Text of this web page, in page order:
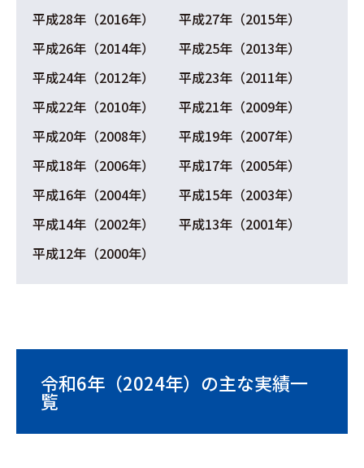
平成28年（2016年）
平成27年（2015年）
平成26年（2014年）
平成25年（2013年）
平成24年（2012年）
平成23年（2011年）
平成22年（2010年）
平成21年（2009年）
平成20年（2008年）
平成19年（2007年）
平成18年（2006年）
平成17年（2005年）
平成16年（2004年）
平成15年（2003年）
平成14年（2002年）
平成13年（2001年）
平成12年（2000年）
令和6年（2024年）の主な実績一
覧